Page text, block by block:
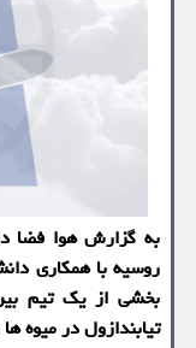
به گزارش هوا فضا
روسیه با همکاری
بخشی از یک تیم
تیابندازول در میوه